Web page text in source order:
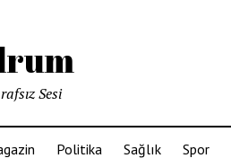
Sesi
Politika Sağlık Spor